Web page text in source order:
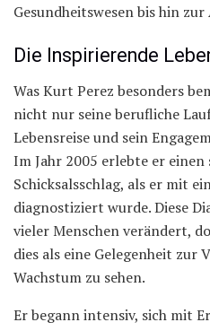
Gesundheitswesen bis hin
Die Inspirierende
Was Kurt Perez besonders
nicht nur seine berufliche
Lebensreise und sein
Im Jahr 2005 erlebte er
Schicksalsschlag, als er mit
diagnostiziert wurde. Diese
vieler Menschen verändert,
dies als eine Gelegenheit zur
Wachstum zu sehen.
Er begann intensiv, sich mit